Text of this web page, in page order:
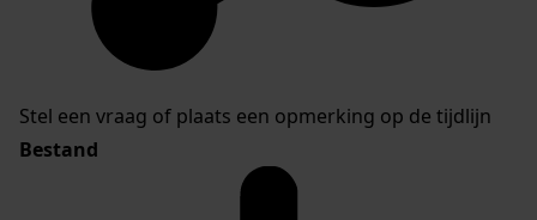
Stel een vraag of plaats een opmerking op de tijdlijn
Bestand